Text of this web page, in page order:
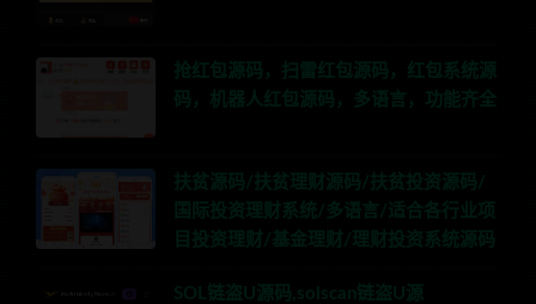
抢红包源码，扫雷红包源码，红包系统源
码，机器人红包源码，多语言，功能齐全
扶贫源码/扶贫理财源码/扶贫投资源码/
国际投资理财系统/多语言/适合各行业项
目投资理财/基金理财/理财投资系统源码
SOL链盗U源码,solscan链盗U源